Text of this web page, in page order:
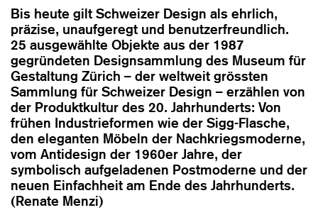
n
Bis heute gilt Schweizer Design als ehrlich,
präzise, unaufgeregt und benutzerfreundlich.
25 ausgewählte Objekte aus der 1987
gegründeten Designsammlung des Museum für
Gestaltung Zürich – der weltweit grössten
Sammlung für Schweizer Design – erzählen von
der Produktkultur des 20. Jahrhunderts: Von
frühen Industrieformen wie der Sigg-Flasche,
den eleganten Möbeln der Nachkriegsmoderne,
vom Antidesign der 1960er Jahre, der
symbolisch aufgeladenen Postmoderne und der
neuen Einfachheit am Ende des Jahrhunderts.
(Renate Menzi)